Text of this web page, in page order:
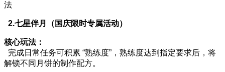
法
2.七星伴月（国庆限时专属活动）
核心玩法：
完成日常任务可积累 “熟练度”，熟练度达到指定要求后，将
解锁不同月饼的制作配方。